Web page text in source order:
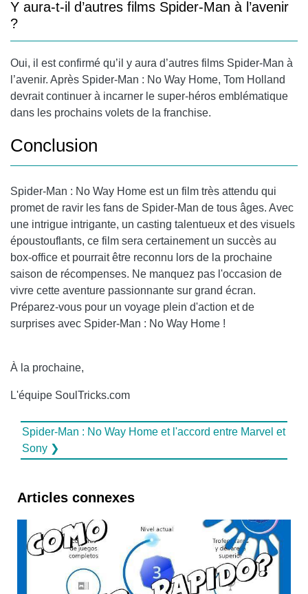
Y aura-t-il d’autres films Spider-Man à l’avenir
?
Oui, il est confirmé qu’il y aura d’autres films Spider-Man à
l’avenir. Après Spider-Man : No Way Home, Tom Holland
devrait continuer à incarner le super-héros emblématique
dans les prochains volets de la franchise.
Conclusion
Spider-Man : No Way Home est un film très attendu qui
promet de ravir les fans de Spider-Man de tous âges. Avec
une intrigue intrigante, un casting talentueux et des visuels
époustouflants, ce film sera certainement un succès au
box-office et pourrait être reconnu lors de la prochaine
saison de récompenses. Ne manquez pas l'occasion de
vivre cette aventure passionnante sur grand écran.
Préparez-vous pour un voyage plein d'action et de
surprises avec Spider-Man : No Way Home !
À la prochaine,
L'équipe SoulTricks.com
Spider-Man : No Way Home et l'accord entre Marvel et
Sony ❯
Articles connexes